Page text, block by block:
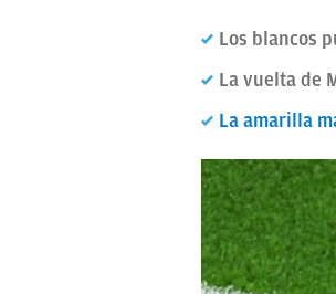
Los blancos
La vuelta de
La amarilla